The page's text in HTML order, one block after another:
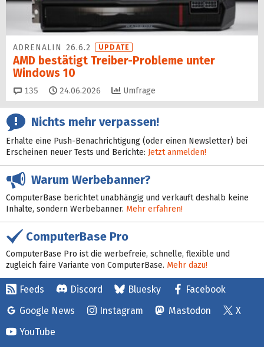
ADRENALIN 26.6.2 UPDATE
AMD bestätigt Treiber-Probleme unter
Windows 10
135 Kommentare
24.06.2026 Umfrage
Nichts mehr verpassen!
Erhalte eine Push-Benachrichtigung (oder einen Newsletter) bei
Erscheinen neuer Tests und Berichte: Jetzt anmelden!
Warum Werbebanner?
ComputerBase berichtet unabhängig und verkauft deshalb keine
Inhalte, sondern Werbebanner. Mehr erfahren!
ComputerBase Pro
ComputerBase Pro ist die werbefreie, schnelle, flexible und
zugleich faire Variante von ComputerBase. Mehr dazu!
Feeds Discord Bluesky
Facebook
Google News
Instagram Mastodon
X
YouTube